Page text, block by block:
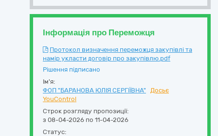
Інформація про Переможця
Протокол визначення переможця закупівлі та
намір укласти договір про закупівлю.pdf
Рішення підписано
Ім'я:
ФОП "БАРАНОВА ЮЛІЯ СЕРГІЇВНА"
Досьє
YouControl
Строк розгляду пропозиції:
з 08-04-2026 по 11-04-2026
Статус: